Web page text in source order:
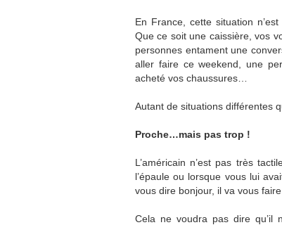
En France, cette situation
Que ce soit une caissière, vos
personnes entament une
aller faire ce weekend, une
acheté vos chaussures…
Autant de situations différentes
Proche…mais pas trop !
L’américain n’est pas très
l’épaule ou lorsque vous lui
vous dire bonjour, il va vous
Cela ne voudra pas dire qu’il